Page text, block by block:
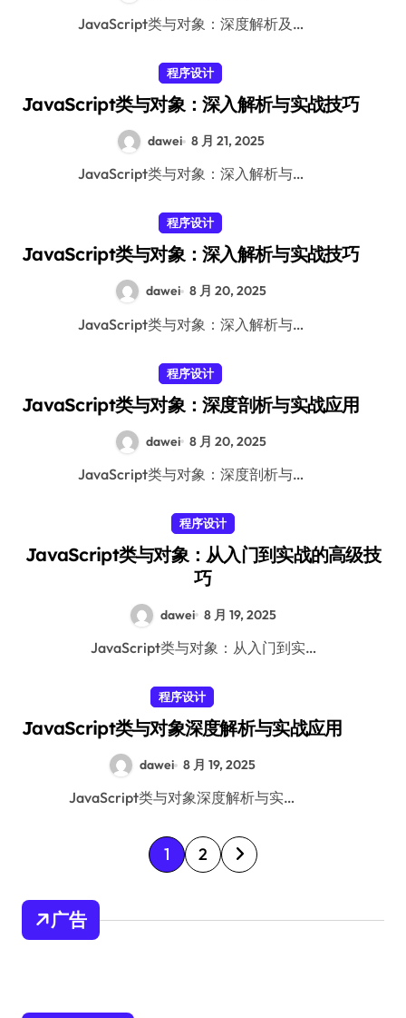
JavaScript类与对象：深度解析及…
程序设计
JavaScript类与对象：深入解析与实战技巧
dawei 8 月 21, 2025
JavaScript类与对象：深入解析与…
程序设计
JavaScript类与对象：深入解析与实战技巧
dawei 8 月 20, 2025
JavaScript类与对象：深入解析与…
程序设计
JavaScript类与对象：深度剖析与实战应用
dawei 8 月 20, 2025
JavaScript类与对象：深度剖析与…
程序设计
JavaScript类与对象：从入门到实战的高级技
巧
dawei 8 月 19, 2025
JavaScript类与对象：从入门到实…
程序设计
JavaScript类与对象深度解析与实战应用
dawei 8 月 19, 2025
JavaScript类与对象深度解析与实…
文
章
1 2
广告